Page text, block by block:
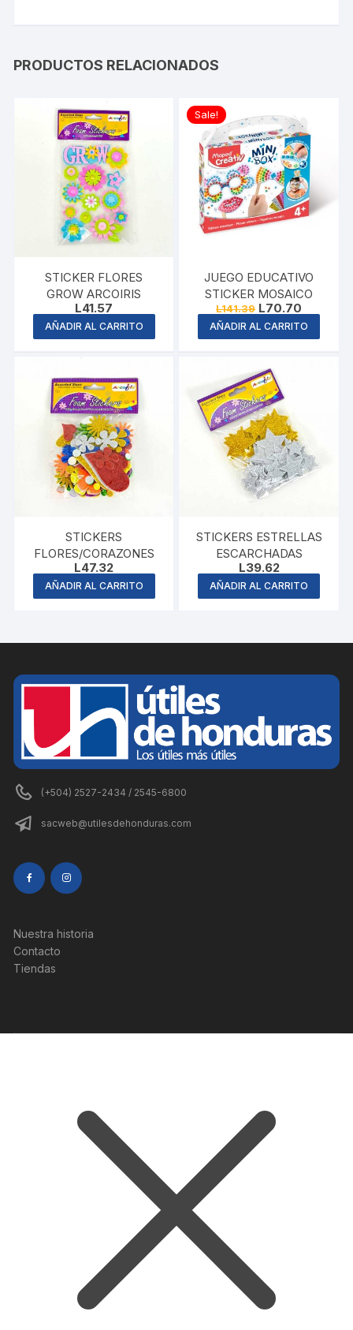
PRODUCTOS RELACIONADOS
STICKER FLORES
GROW ARCOIRIS
L41.57
AÑADIR AL CARRITO
Sale!
JUEGO EDUCATIVO
STICKER MOSAICO
L141.39 Original
price
was:
L141.39.
L70.70
price
is:
L70.70.
AÑADIR AL CARRITO
STICKERS
FLORES/CORAZONES
L47.32
AÑADIR AL CARRITO
STICKERS ESTRELLAS
ESCARCHADAS
L39.62
AÑADIR AL CARRITO
(+504) 2527-2434 / 2545-6800
sacweb@utilesdehonduras.com
Nuestra historia
Contacto
Tiendas